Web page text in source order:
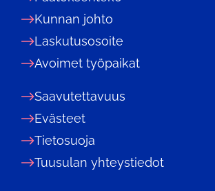
Kunnan johto
Laskutusosoite
Avoimet työpaikat
Saavutettavuus
Evästeet
Tietosuoja
Tuusulan yhteystiedot